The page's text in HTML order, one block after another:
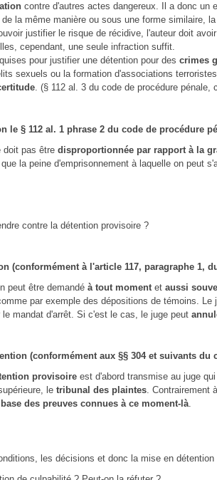
contre d'autres actes dangereux. Il a donc un
la même manière ou sous une forme similaire,
justifier le risque de récidive, l'auteur doit
cependant, une seule infraction suffit.
pour justifier une détention pour des crimes
sexuels ou la formation d'associations
. (§ 112 al. 3 du code de procédure pénale,
le § 112 al. 1 phrase 2 du code de procédure
doit pas être disproportionnée par rapport à la
la peine d'emprisonnement à laquelle on peut
contre la détention provisoire ?
(conformément à l'article 117, paragraphe 1,
peut être demandé à tout momentetaussi
par exemple des dépositions de témoins.
mandat d'arrêt. Si c'est le cas, le juge peut
(conformément aux §§ 304 et suivants du
provisoireest d'abord transmise au juge
le tribunal des plaintes. Contrairement
des preuves connues à ce moment-là.
les décisions et donc la mise en